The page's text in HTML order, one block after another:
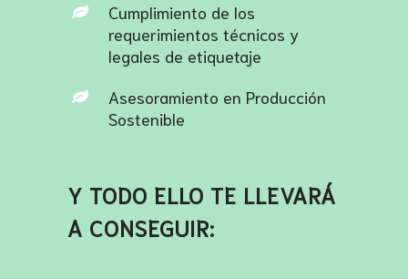
Cumplimiento de los
requerimientos técnicos y
legales de etiquetaje
Asesoramiento en Producción
Sostenible
Y TODO ELLO TE LLEVARÁ
A CONSEGUIR: